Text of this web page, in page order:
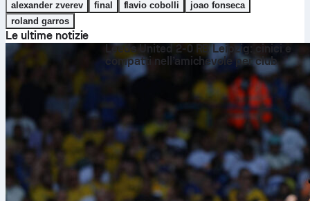
alexander zverev final flavio cobolli
joao fonseca
roland garros
Le ultime notizie
Leeds United 2-0 RB Leipzig: cinici e
compatti nell’amichevole per club